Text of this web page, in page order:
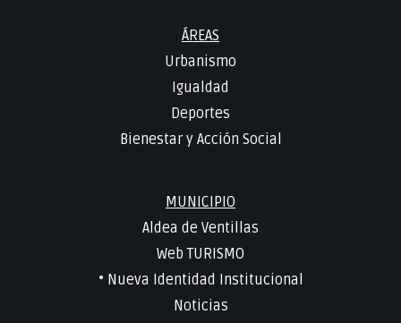
ÁREAS
Urbanismo
Igualdad
Deportes
Bienestar y Acción Social
MUNICIPIO
Aldea de Ventillas
Web TURISMO
• Nueva Identidad Institucional
Noticias